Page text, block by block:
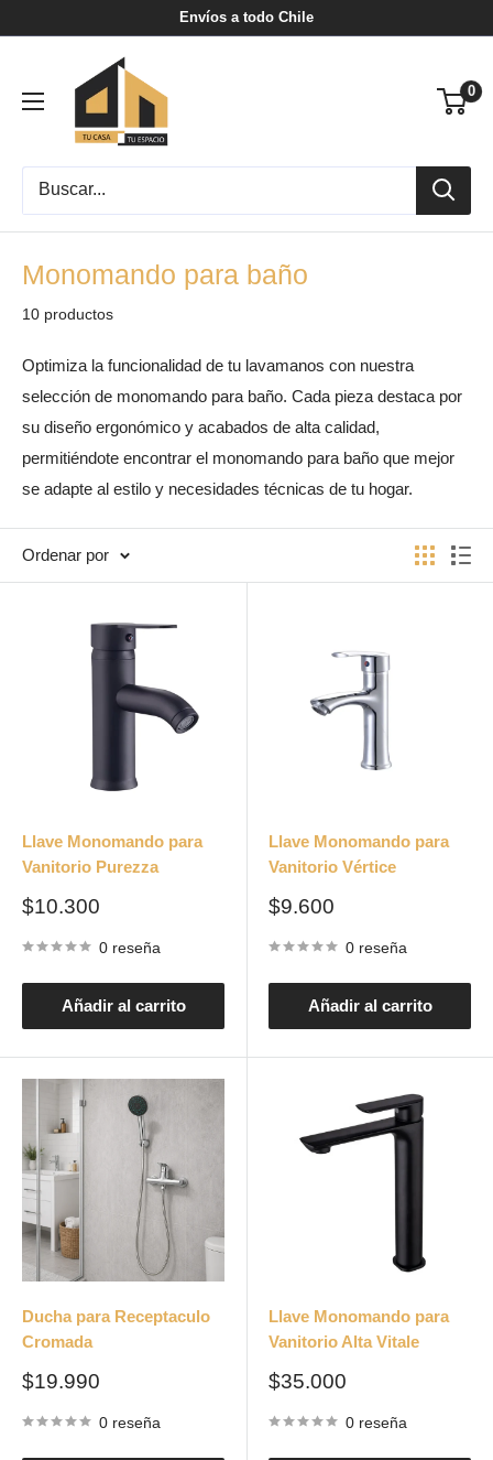
contenido
Envíos a todo Chile
Casa
Tu
0
Monomando para baño
10 productos
Optimiza la funcionalidad de tu lavamanos con nuestra
selección de monomando para baño. Cada pieza destaca por
su diseño ergonómico y acabados de alta calidad,
permitiéndote encontrar el monomando para baño que mejor
se adapte al estilo y necesidades técnicas de tu hogar.
Ordenar por
Llave Monomando para
Vanitorio Purezza
Precio
venta
$10.300
0 reseña
Añadir al carrito
Llave Monomando para
Vanitorio Vértice
Precio
venta
$9.600
0 reseña
Añadir al carrito
Ducha para Receptaculo
Cromada
Precio
venta
$19.990
0 reseña
Llave Monomando para
Vanitorio Alta Vitale
Precio
venta
$35.000
0 reseña